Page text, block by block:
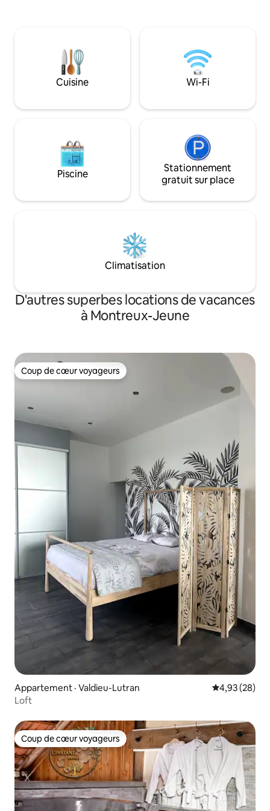
Champagne/ appareil électroménager
domicile Nous contacter pour plus de
renseignements
Cuisine Wi-Fi
Piscine
Stationnement
gratuit sur place
Climatisation
D'autres superbes locations de vacances
à Montreux-Jeune
Coup de cœur voyageurs
Coup de cœur voyageurs
Appartement · Valdieu-Lutran Note
4,93 (28)
Loft
Coup de cœur voyageurs
Coup de cœur voyageurs